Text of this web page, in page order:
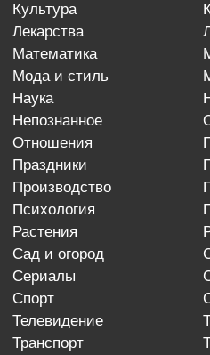
культура
лекарства
математика
мода и стиль
наука
непознанное
отношения
праздники
производство
психология
растения
сад и огород
сериалы
спорт
телевидение
транспорт